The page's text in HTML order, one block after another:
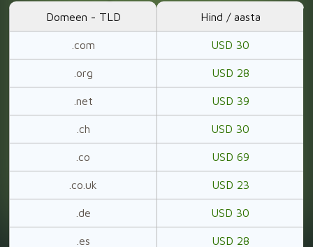
Domeen - TLD Hind / aasta
.com USD 30
.org USD 28
.net USD 39
.ch USD 30
.co USD 69
.co.uk USD 23
.de USD 30
.es USD 28